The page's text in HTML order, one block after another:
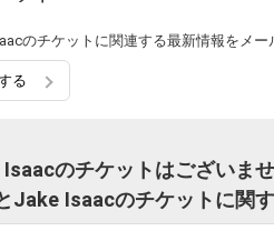
のチケットに関連する最新情報をメー
る
のチケットはございませ
Jake Isaacのチケットに関